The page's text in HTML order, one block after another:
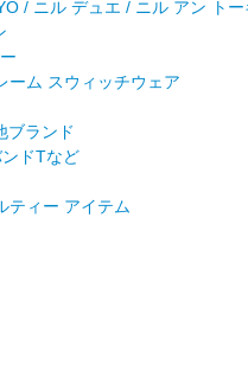
/ ニル デュエ / ニル アン トー
ーム スウィッチウェア
ブランド
ドTなど
ティー アイテム